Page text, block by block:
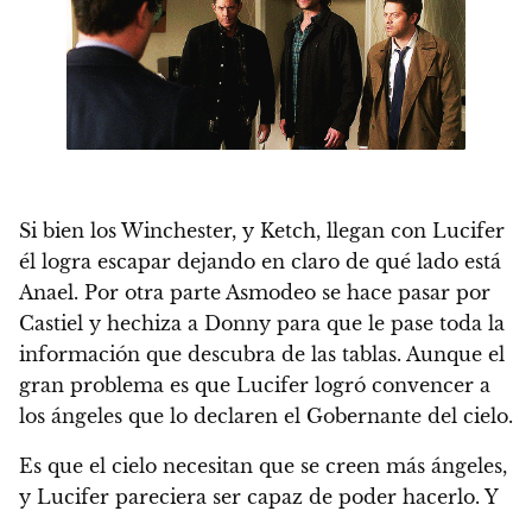
Si bien los Winchester, y Ketch, llegan con Lucifer
él logra escapar dejando en claro de qué lado está
Anael. Por otra parte Asmodeo se hace pasar por
Castiel y hechiza a Donny para que le pase toda la
información que descubra de las tablas. Aunque el
gran problema es que Lucifer logró convencer a
los ángeles que lo declaren el Gobernante del cielo.
Es que el cielo necesitan que se creen más ángeles,
y Lucifer pareciera ser capaz de poder hacerlo. Y